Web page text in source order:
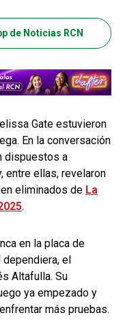
de Noticias RCN
Gate estuvieron
En la conversación
dispuestos a
entre ellas, revelaron
eliminados de La
.
en la placa de
el
Altafulla. Su
ya empezado y
más pruebas.